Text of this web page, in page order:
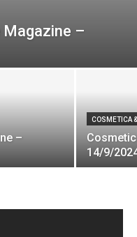
–
–
COSMETICA
14/9/